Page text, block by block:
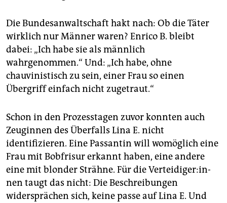
Die Bundesanwaltschaft hakt nach: Ob die Täter
wirklich nur Männer waren? Enrico B. bleibt
dabei: „Ich habe sie als männlich
wahrgenommen.“ Und: „Ich habe, ohne
chauvinistisch zu sein, einer Frau so einen
Übergriff einfach nicht zugetraut.“
Schon in den Prozesstagen zuvor konnten auch
Zeuginnen des Überfalls Lina E. nicht
identifizieren. Eine Passantin will womöglich eine
Frau mit Bobfrisur erkannt haben, eine andere
eine mit blonder Strähne. Für die Ver­tei­di­ge­r:in­
nen taugt das nicht: Die Beschreibungen
widersprächen sich, keine passe auf Lina E. Und